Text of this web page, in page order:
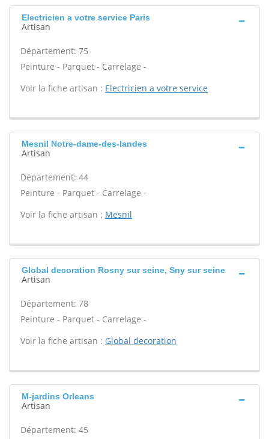
Electricien a votre service Paris
Artisan
Département: 75
Peinture - Parquet - Carrelage -
Voir la fiche artisan : Electricien a votre service
Mesnil Notre-dame-des-landes
Artisan
Département: 44
Peinture - Parquet - Carrelage -
Voir la fiche artisan : Mesnil
Global decoration Rosny sur seine, Sny sur seine
Artisan
Département: 78
Peinture - Parquet - Carrelage -
Voir la fiche artisan : Global decoration
M-jardins Orleans
Artisan
Département: 45